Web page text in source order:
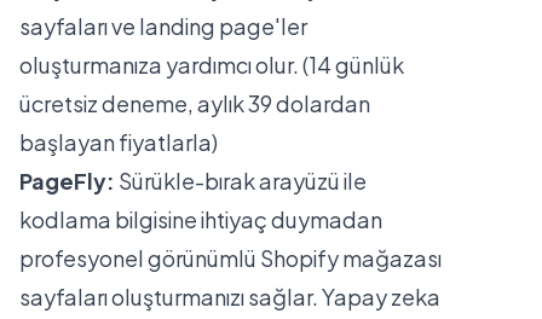
sayfaları ve landing page'ler
oluşturmanıza yardımcı olur. (14 günlük
ücretsiz deneme, aylık 39 dolardan
başlayan fiyatlarla)
PageFly: Sürükle-bırak arayüzü ile
kodlama bilgisine ihtiyaç duymadan
profesyonel görünümlü Shopify mağazası
sayfaları oluşturmanızı sağlar. Yapay zeka